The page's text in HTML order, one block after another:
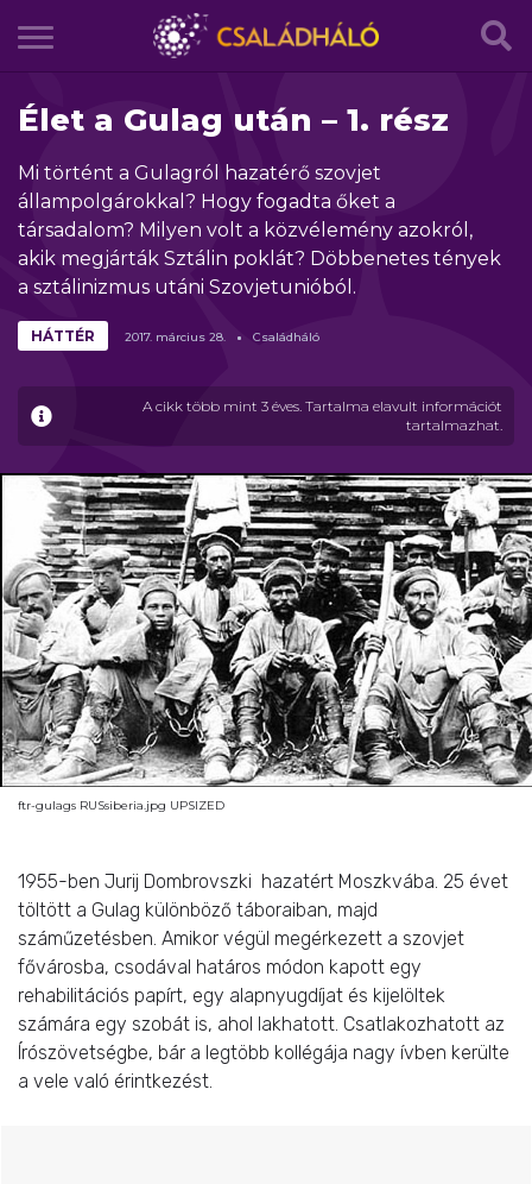
Élet a Gulag után – 1. rész
Mi történt a Gulagról hazatérő szovjet
állampolgárokkal? Hogy fogadta őket a
társadalom? Milyen volt a közvélemény azokról,
akik megjárták Sztálin poklát? Döbbenetes tények
a sztálinizmus utáni Szovjetunióból.
A cikk több mint 3 éves. Tartalma elavult információt
tartalmazhat.
HÁTTÉR 2017. március 28. Családháló
ftr-gulags RUSsiberia.jpg UPSIZED
1955-ben Jurij Dombrovszki hazatért Moszkvába. 25 évet
töltött a Gulag különböző táboraiban, majd
száműzetésben. Amikor végül megérkezett a szovjet
fővárosba, csodával határos módon kapott egy
rehabilitációs papírt, egy alapnyugdíjat és kijelöltek
számára egy szobát is, ahol lakhatott. Csatlakozhatott az
Írószövetségbe, bár a legtöbb kollégája nagy ívben kerülte
a vele való érintkezést.